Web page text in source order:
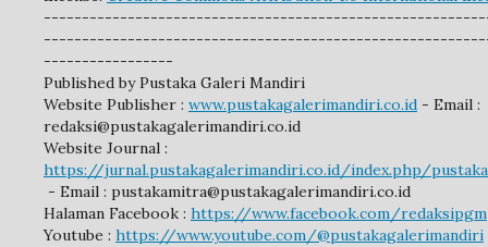
-----------------
Published by Pustaka Galeri Mandiri
Website Publisher : www.pustakagalerimandiri.co.id - Email :
redaksi@pustakagalerimandiri.co.id
Website Journal :
https://jurnal.pustakagalerimandiri.co.id/index.php/
- Email : pustakamitra@pustakagalerimandiri.co.id
Halaman Facebook : https://www.facebook.com/redaksipgm
Youtube : https://www.youtube.com/@pustakagalerimandiri